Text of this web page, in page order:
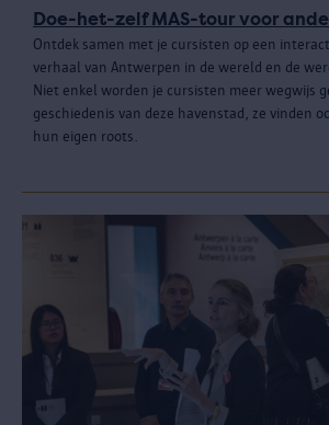
Doe-het-zelf MAS-tour voor
Ontdek samen met je cursisten op een
verhaal van Antwerpen in de wereld en de
Niet enkel worden je cursisten meer wegwijs
geschiedenis van deze havenstad, ze vinden
hun eigen roots.